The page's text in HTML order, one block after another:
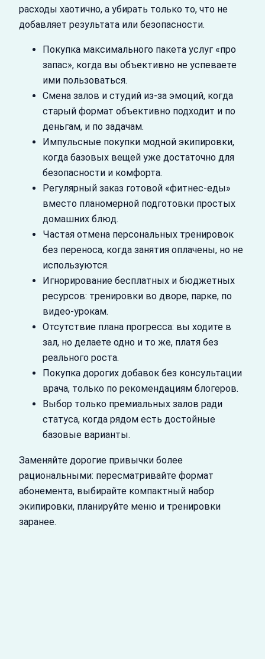
расходы хаотично, а убирать только то, что не
добавляет результата или безопасности.
Покупка максимального пакета услуг «про
запас», когда вы объективно не успеваете
ими пользоваться.
Смена залов и студий из‑за эмоций, когда
старый формат объективно подходит и по
деньгам, и по задачам.
Импульсные покупки модной экипировки,
когда базовых вещей уже достаточно для
безопасности и комфорта.
Регулярный заказ готовой «фитнес‑еды»
вместо планомерной подготовки простых
домашних блюд.
Частая отмена персональных тренировок
без переноса, когда занятия оплачены, но не
используются.
Игнорирование бесплатных и бюджетных
ресурсов: тренировки во дворе, парке, по
видео‑урокам.
Отсутствие плана прогресса: вы ходите в
зал, но делаете одно и то же, платя без
реального роста.
Покупка дорогих добавок без консультации
врача, только по рекомендациям блогеров.
Выбор только премиальных залов ради
статуса, когда рядом есть достойные
базовые варианты.
Заменяйте дорогие привычки более
рациональными: пересматривайте формат
абонемента, выбирайте компактный набор
экипировки, планируйте меню и тренировки
заранее.